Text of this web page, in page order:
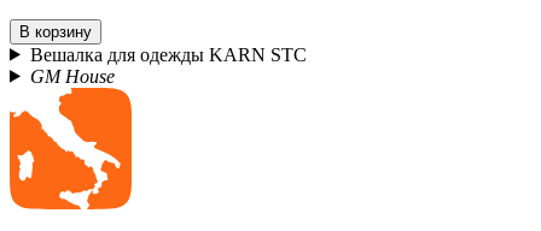
В корзину
Вешалка для одежды KARN STC
GM House